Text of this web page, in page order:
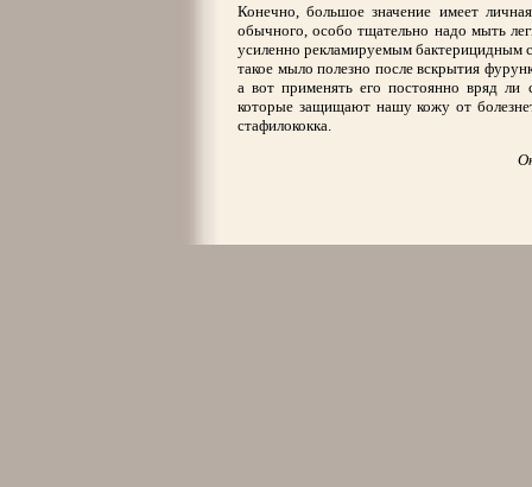
Конечно, большое значение имеет
обычного, особо тщательно надо мыть
усиленно рекламируемым бактерицидным
такое мыло полезно после вскрытия
а вот применять его постоянно вряд ли
которые защищают нашу кожу от
стафилококка.